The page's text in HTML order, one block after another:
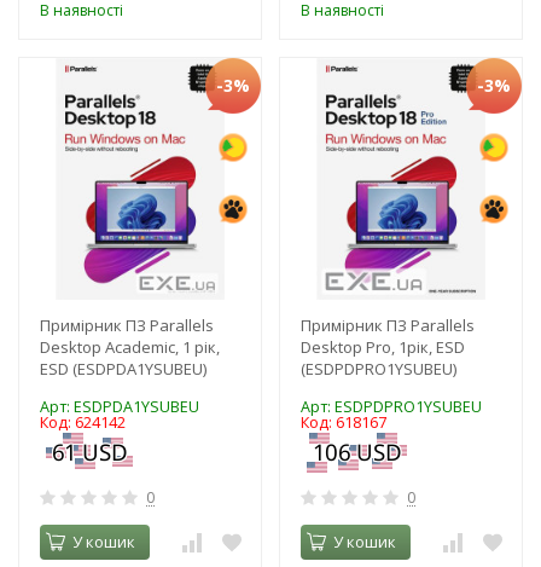
В наявності В наявності
-3%
Примірник ПЗ Parallels
Desktop Academic, 1 рік,
ESD (ESDPDA1YSUBEU)
Арт: ESDPDA1YSUBEU
Код: 624142
0
У кошик
-3%
Примірник ПЗ Parallels
Desktop Pro, 1рік, ESD
(ESDPDPRO1YSUBEU)
Арт: ESDPDPRO1YSUBEU
Код: 618167
0
У кошик